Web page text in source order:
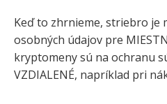
Keď to zhrnieme, striebro je
osobných údajov pre
kryptomeny sú na ochranu
VZDIALENÉ, napríklad pri